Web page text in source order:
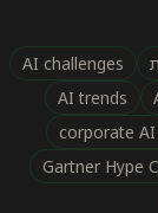
AI challenges
AI trends
corporate
Gartner Hype